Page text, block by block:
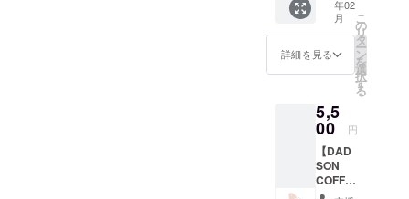
ACE
OUT!)
べ(DON
KARNA
YOUR
BOYS)
レイジ
(cute
as a
button)
タイキ
とサイ
ズをご
記入し
てくだ
※支援金
申し込
み時に
「上乗
せ支
援」が
可能で
ス以前
は映画
館『白
石劇
看板が
今でも
設置さ
れてい
ます）
※支援金
kick
girl)デ
ザイン
のTシャ
ツで
す。 ボ
ユナイ
テッド
アスレ
5.6oz ハ
イクオ
リ
年02
月
詳細を見る
こ
の
リ
タ
ー
ン
を
選
択
す
る
5,5
00 円
【DAD
SON
COFFE
E x